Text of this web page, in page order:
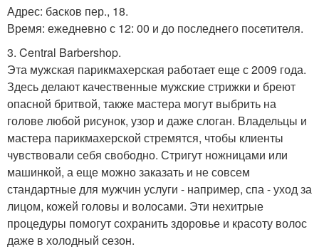
Адрес: басков пер., 18.
Время: ежедневно с 12: 00 и до последнего посетителя.
3. Central Barbershop.
Эта мужская парикмахерская работает еще с 2009 года.
Здесь делают качественные мужские стрижки и бреют
опасной бритвой, также мастера могут выбрить на
голове любой рисунок, узор и даже слоган. Владельцы и
мастера парикмахерской стремятся, чтобы клиенты
чувствовали себя свободно. Стригут ножницами или
машинкой, а еще можно заказать и не совсем
стандартные для мужчин услуги - например, спа - уход за
лицом, кожей головы и волосами. Эти нехитрые
процедуры помогут сохранить здоровье и красоту волос
даже в холодный сезон.